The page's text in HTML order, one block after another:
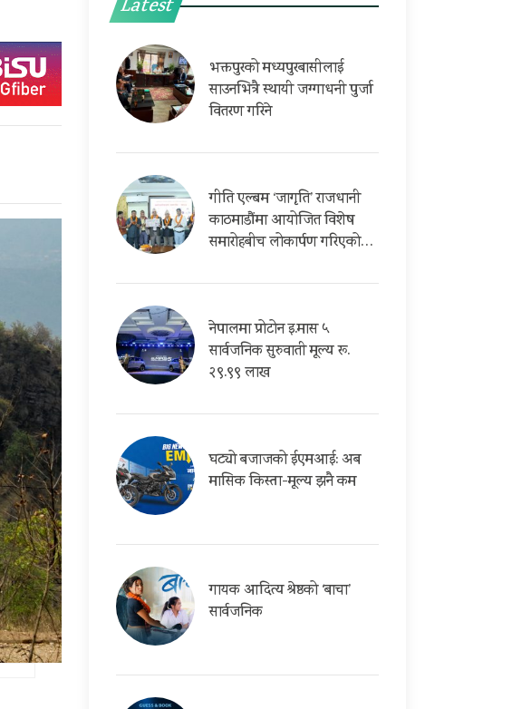
Latest
भक्तपुरको मध्यपुरबासीलाई
साउनभित्रै स्थायी जग्गाधनी पुर्जा
वितरण गरिने
गीति एल्बम ‘जागृति’ राजधानी
काठमाडौंमा आयोजित विशेष
समारोहबीच लोकार्पण गरिएको…
नेपालमा प्रोटोन इ.मास ५
सार्वजनिक सुरुवाती मूल्य रू.
२९.९९ लाख
घट्यो बजाजको ईएमआई: अब
मासिक किस्ता-मूल्य झनै कम
गायक आदित्य श्रेष्ठको ‘बाचा’
सार्वजनिक